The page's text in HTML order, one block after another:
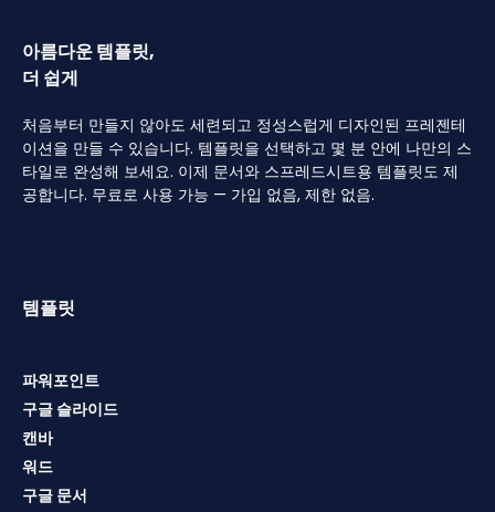
아름다운 템플릿,
더 쉽게
처음부터 만들지 않아도 세련되고 정성스럽게 디자인된 프레젠테
이션을 만들 수 있습니다. 템플릿을 선택하고 몇 분 안에 나만의 스
타일로 완성해 보세요. 이제 문서와 스프레드시트용 템플릿도 제
공합니다. 무료로 사용 가능 — 가입 없음, 제한 없음.
템플릿
파워포인트
구글 슬라이드
캔바
워드
구글 문서